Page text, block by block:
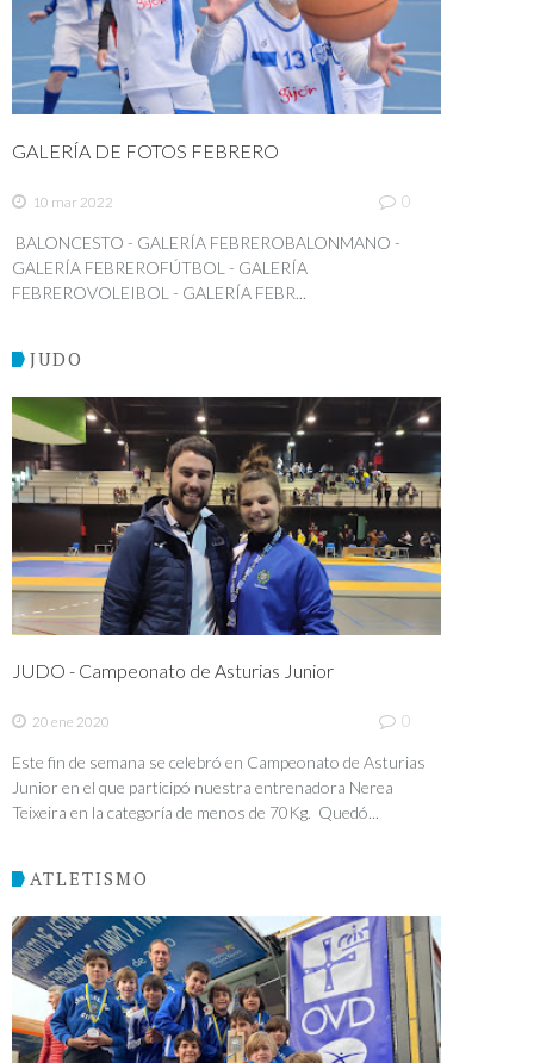
GALERÍA DE FOTOS FEBRERO
10 mar 2022 0
BALONCESTO - GALERÍA FEBREROBALONMANO -
GALERÍA FEBREROFÚTBOL - GALERÍA
FEBREROVOLEIBOL - GALERÍA FEBR...
JUDO
JUDO - Campeonato de Asturias Junior
20 ene 2020 0
Este fin de semana se celebró en Campeonato de Asturias
Junior en el que participó nuestra entrenadora Nerea
Teixeira en la categoría de menos de 70Kg. Quedó...
ATLETISMO